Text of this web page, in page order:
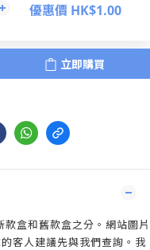
優惠價 HK$1.00
立即購買
盒和舊款盒之分。網站圖片
客人建議先與我們查詢。我